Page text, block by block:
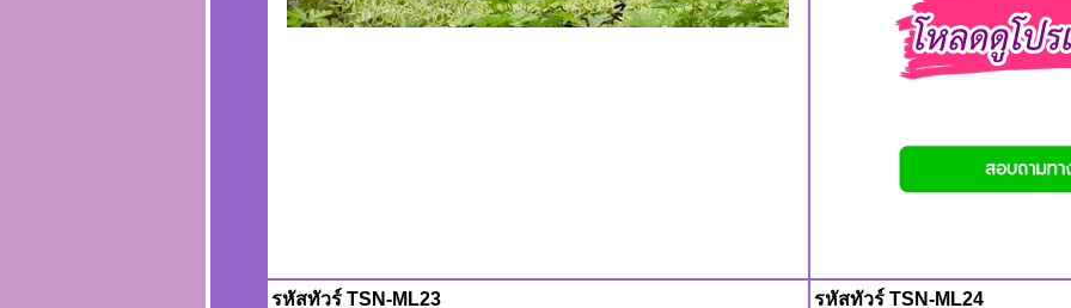
รหัสทัวร์ TSN-ML23
รหัสทัวร์ TSN-ML24